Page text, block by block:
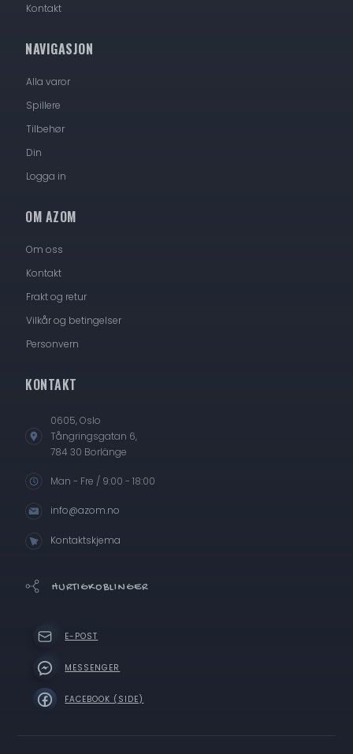
Kontakt
NAVIGASJON
Alla varor
Spillere
Tilbehør
Din
Logga in
OM AZOM
Om oss
Kontakt
Frakt og retur
Vilkår og betingelser
Personvern
KONTAKT
0605, Oslo
Tångringsgatan 6,
784 30 Borlänge
Man - Fre / 9:00 - 18:00
info@azom.no
Kontaktskjema
HURTIGKOBLINGER
E-POST
MESSENGER
FACEBOOK (SIDE)